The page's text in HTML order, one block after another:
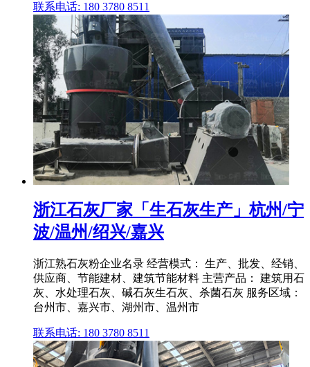
联系电话: 180 3780 8511
浙江石灰厂家「生石灰生产」杭州/宁
波/温州/绍兴/嘉兴
浙江熟石灰粉企业名录 经营模式： 生产、批发、经销、
供应商、节能建材、建筑节能材料 主营产品： 建筑用石
灰、水处理石灰、碱石灰生石灰、杀菌石灰 服务区域：
台州市、嘉兴市、湖州市、温州市
联系电话: 180 3780 8511